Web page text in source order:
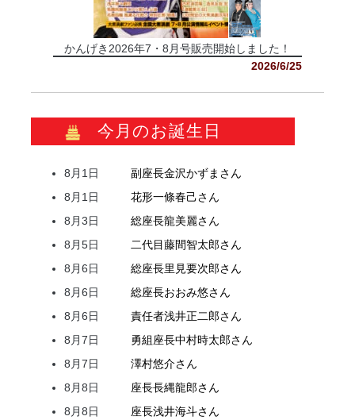
かんげき2026年7・8月号販売開始しました！
2026/6/25
今月のお誕生日
8月1日 副座長金沢かずま さん
8月1日
花形一條春己さん
8月3日
総座長龍美麗さん
8月5日
二代目藤間智太郎さん
8月6日
総座長里見要次郎さん
8月6日
総座長おおみ悠さん
8月6日
責任者浅井正二郎さん
8月7日
勇組座長中村時太郎さん
8月7日
澤村悠介さん
8月8日
座長長縄龍郎さん
8月8日
座長浅井海斗さん